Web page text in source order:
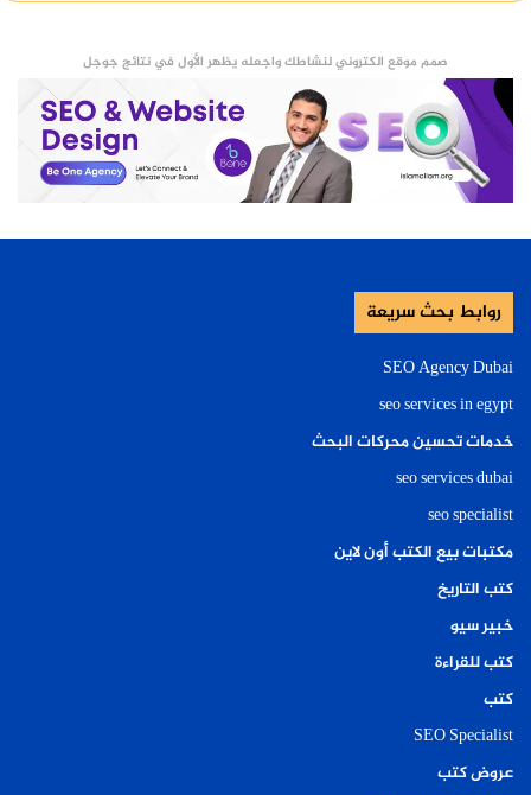
صمم موقع الكتروني لنشاطك واجعله يظهر الأول في نتائج جوجل
روابط بحث سريعة
SEO Agency Dubai
seo services in egypt
خدمات تحسين محركات البحث
seo services dubai
seo specialist
مكتبات بيع الكتب أون لاين
كتب التاريخ
خبير سيو
كتب للقراءة
كتب
SEO Specialist
عروض كتب